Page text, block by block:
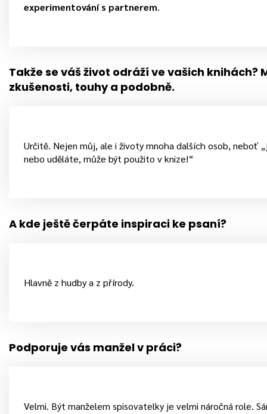
experimentování s partnerem.
Takže se váš život odráží ve vašich knihách?
zkušenosti, touhy a podobně.
Určitě. Nejen můj, ale i životy mnoha dalších osob, neboť
nebo uděláte, může být použito v knize!“
A kde ještě čerpáte inspiraci ke psaní?
Hlavně z hudby a z přírody.
Podporuje vás manžel v práci?
Velmi. Být manželem spisovatelky je velmi náročná role.